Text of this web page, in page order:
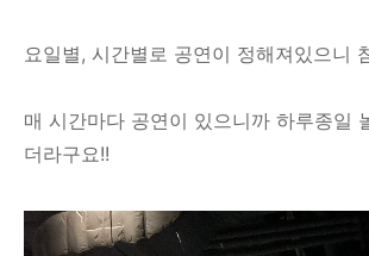
요일별, 시간별로 공연이 정해져있으니
매 시간마다 공연이 있으니까 하루종일
더라구요!!